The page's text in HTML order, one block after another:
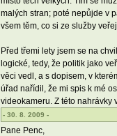
malých stran; poté nepůjde v
všem těm, co si ze služby
Před třemi lety jsem se na
logické, tedy, že politik jako
věci vedl, a s dopisem, v
úřad nařídil, že mi spis k mé
videokameru. Z této nahrávky
- 30. 8. 2009 -
Pane Penc,